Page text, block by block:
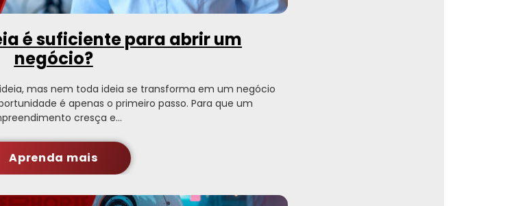
é suficiente para abrir um
negócio?
mas nem toda ideia se transforma em um negócio
é apenas o primeiro passo. Para que um
cresça e…
Aprenda mais